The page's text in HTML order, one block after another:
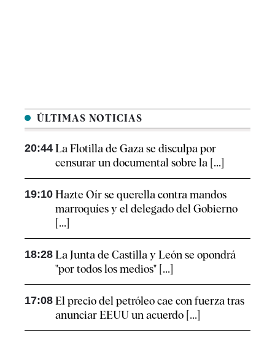
ÚLTIMAS NOTICIAS
20:44 La Flotilla de Gaza se disculpa por
censurar un documental sobre la [...]
19:10 Hazte Oír se querella contra mandos
marroquíes y el delegado del Gobierno
[...]
18:28 La Junta de Castilla y León se opondrá
"por todos los medios" [...]
17:08 El precio del petróleo cae con fuerza tras
anunciar EEUU un acuerdo [...]